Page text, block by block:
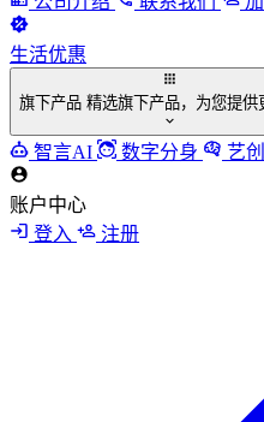
生活优惠
旗下产品 精选旗下产品，为您提供
智言AI 数字分身 艺
账户中心
登入
注册